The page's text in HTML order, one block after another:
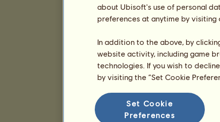
about Ubisoft's use of personal
preferences at anytime by
In addition to the above, by
website activity, including game
technologies. If you wish to
by visiting the “Set Cookie
Set Cookie
Preferences